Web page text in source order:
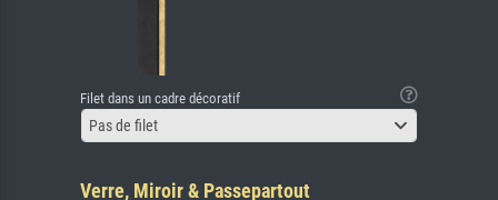
Filet dans un cadre décoratif
Pas de filet
Verre, Miroir & Passepartout